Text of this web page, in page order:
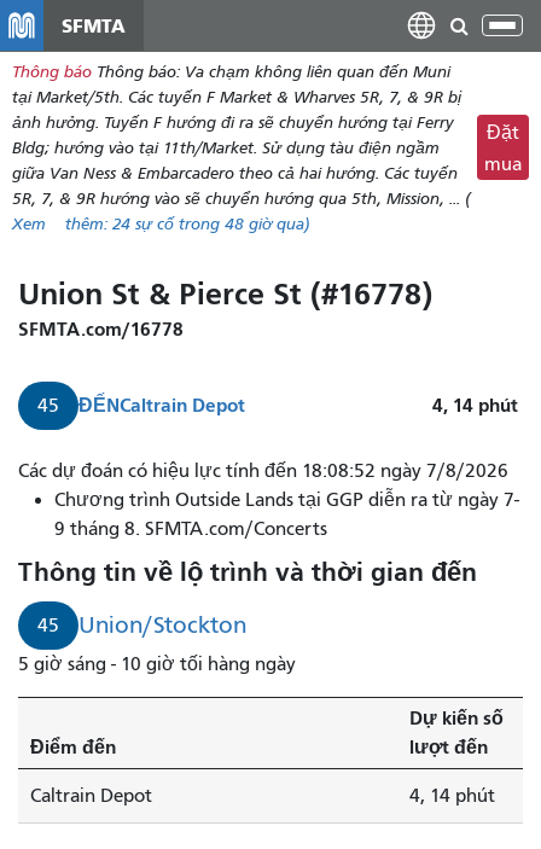
dung
SFMTA
Thông báo Thông báo: Va chạm không liên quan đến Muni
tại Market/5th. Các tuyến F Market & Wharves 5R, 7, & 9R bị
ảnh hưởng. Tuyến F hướng đi ra sẽ chuyển hướng tại Ferry
Bldg; hướng vào tại 11th/Market. Sử dụng tàu điện ngầm
giữa Van Ness & Embarcadero theo cả hai hướng. Các tuyến
5R, 7, & 9R hướng vào sẽ chuyển hướng qua 5th, Mission, ... (
Xem
thêm: 24 sự cố trong 48 giờ qua)
Đặt
mua
Union St & Pierce St (#16778)
SFMTA.com/16778
45 ĐẾNCaltrain Depot 4, 14 phút
Tuyến
xe
buýt
số
45
Union/Stockton
đến
nơi
trong
phút.
Các dự đoán có hiệu lực tính đến 18:08:52 ngày 7/8/2026
Chương trình Outside Lands tại GGP diễn ra từ ngày 7-
9 tháng 8. SFMTA.com/Concerts
Thông tin về lộ trình và thời gian đến
45 Union/Stockton
5 giờ sáng - 10 giờ tối hàng ngày
Điểm đến
Dự kiến ​​số
lượt đến
Caltrain Depot 4, 14 phút